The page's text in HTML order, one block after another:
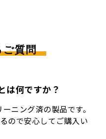
ご質問
は何ですか？
ニング済の製品です。
ので安心してご購入い